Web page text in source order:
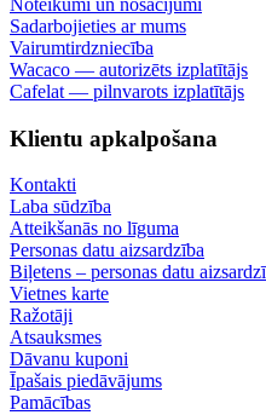
Sadarbojieties ar mums
Vairumtirdzniecība
Wacaco — autorizēts izplatītājs
Cafelat — pilnvarots izplatītājs
Klientu apkalpošana
Kontakti
Laba sūdzība
Atteikšanās no līguma
Personas datu aizsardzība
Biļetens – personas datu
Vietnes karte
Ražotāji
Atsauksmes
Dāvanu kuponi
Īpašais piedāvājums
Pamācības